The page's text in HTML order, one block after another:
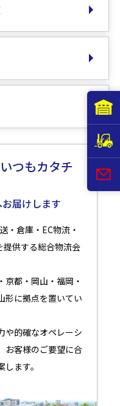
つもカタチ
届けします
・倉庫・EC物流・
供する総合物流会
都・岡山・福岡・
形に拠点を置いてい
や的確なオペレーシ
お客様のご要望に合
ます。